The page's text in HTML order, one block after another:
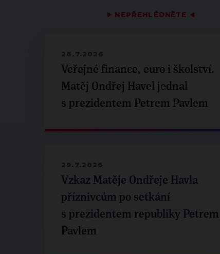
▶ NEPŘEHLÉDNĚTE ◀
28.7.2026
Veřejné finance, euro i školství.
Matěj Ondřej Havel jednal
s prezidentem Petrem Pavlem
29.7.2026
Vzkaz Matěje Ondřeje Havla
příznivcům po setkání
s prezidentem republiky Petrem
Pavlem